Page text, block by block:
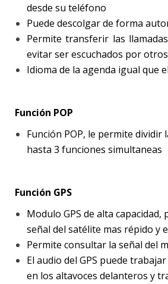
desde su teléfono
Puede descolgar de forma
Permite transferir las
evitar ser escuchados por
Idioma de la agenda igual que
Función POP
Función POP, le permite dividir
hasta 3 funciones simultaneas
Función GPS
Modulo GPS de alta
señal del satélite mas répido y
Permite consultar la señal del
El audio del GPS puede
en los altavoces delanteros y